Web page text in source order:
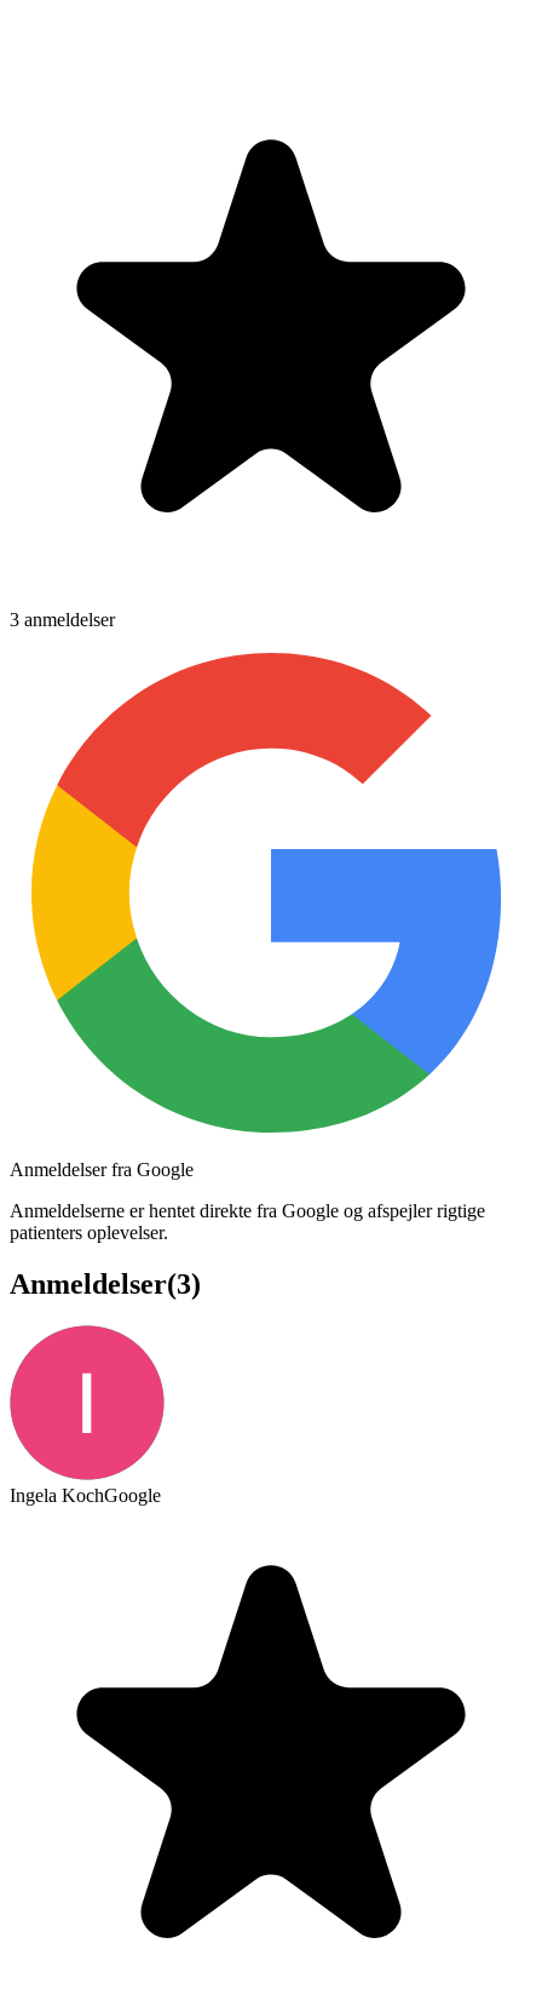
3 anmeldelser
Anmeldelser fra Google
Anmeldelserne er hentet direkte fra Google og afspejler rigtige
patienters oplevelser.
Anmeldelser(3)
Ingela KochGoogle